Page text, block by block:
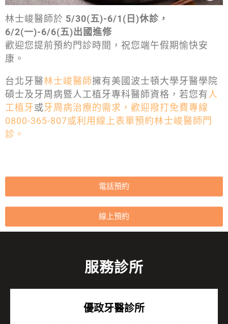
林士峻醫師於 5/30(五)-6/1(日)休診，
6/2(一)-6/6(五)出國進修
歡迎您提前預約門診時間，祝您端午假期愉快安
康。
台北牙醫林士峻醫師擁有美國波士頓大學牙醫學院
碩士及牙周病暨人工植牙專科醫師資格，若您有人
工植牙或牙周病治療的需求，歡迎撥打免費專線
0800-365-807或利用線上表單預約林士峻醫師門
診。
電話預約
線上預約
服務診所
優政牙醫診所